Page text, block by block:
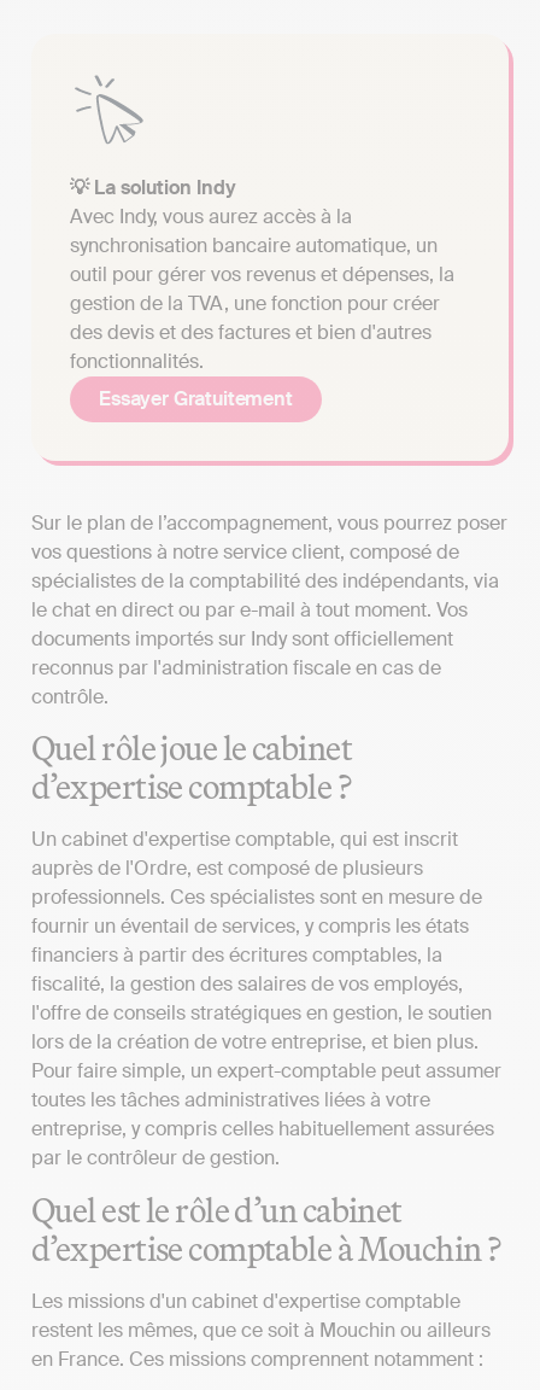
💡 La solution Indy
Avec Indy, vous aurez accès à la
synchronisation bancaire automatique, un
outil pour gérer vos revenus et dépenses, la
gestion de la TVA, une fonction pour créer
des devis et des factures et bien d'autres
fonctionnalités.
Essayer Gratuitement
Sur le plan de l’accompagnement, vous pourrez poser
vos questions à notre service client, composé de
spécialistes de la comptabilité des indépendants, via
le chat en direct ou par e-mail à tout moment. Vos
documents importés sur Indy sont officiellement
reconnus par l'administration fiscale en cas de
contrôle.
Quel rôle joue le cabinet
d’expertise comptable ?
Un cabinet d'expertise comptable, qui est inscrit
auprès de l'Ordre, est composé de plusieurs
professionnels. Ces spécialistes sont en mesure de
fournir un éventail de services, y compris les états
financiers à partir des écritures comptables, la
fiscalité, la gestion des salaires de vos employés,
l'offre de conseils stratégiques en gestion, le soutien
lors de la création de votre entreprise, et bien plus.
Pour faire simple, un expert-comptable peut assumer
toutes les tâches administratives liées à votre
entreprise, y compris celles habituellement assurées
par le contrôleur de gestion.
Quel est le rôle d’un cabinet
d’expertise comptable à Mouchin ?
Les missions d'un cabinet d'expertise comptable
restent les mêmes, que ce soit à Mouchin ou ailleurs
en France. Ces missions comprennent notamment :